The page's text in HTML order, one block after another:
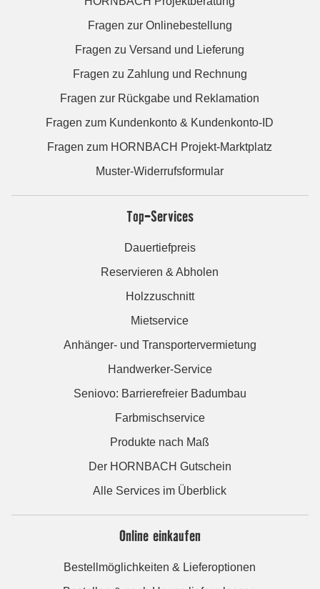
Fragen zur Onlinebestellung
Fragen zu Versand und Lieferung
Fragen zu Zahlung und Rechnung
Fragen zur Rückgabe und Reklamation
Fragen zum Kundenkonto & Kundenkonto-ID
Fragen zum HORNBACH Projekt-Marktplatz
Muster-Widerrufsformular
Top-Services
Dauertiefpreis
Reservieren & Abholen
Holzzuschnitt
Mietservice
Anhänger- und Transportervermietung
Handwerker-Service
Seniovo: Barrierefreier Badumbau
Farbmischservice
Produkte nach Maß
Der HORNBACH Gutschein
Alle Services im Überblick
Online einkaufen
Bestellmöglichkeiten & Lieferoptionen